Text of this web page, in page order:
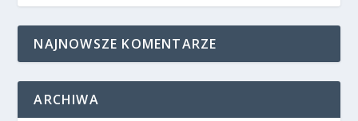
NAJNOWSZE KOMENTARZE
ARCHIWA